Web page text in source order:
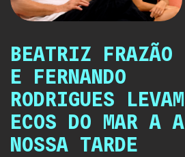
Universidade Lusófona.
BEATRIZ FRAZÃO
E FERNANDO
RODRIGUES LEVAM
ECOS DO MAR A A
NOSSA TARDE